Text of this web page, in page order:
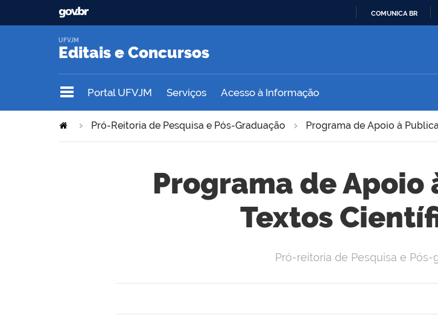
COMUNICA BR
Editais e Concursos
UFVJM
Portal UFVJM Serviços Acesso à Informação
Pró-Reitoria de Pesquisa e Pós-Graduação Programa de Apoio à
Programa de Apoio
Textos
Pró-reitoria de Pesquisa e